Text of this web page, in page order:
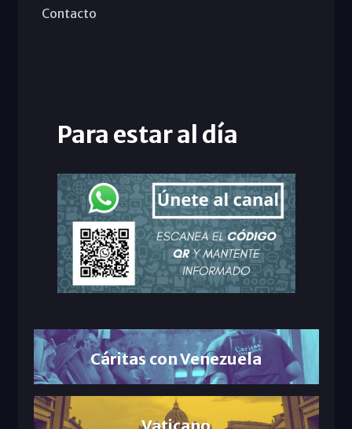
Contacto
Para estar al día
Cáritas con Venezuela
Vaticano